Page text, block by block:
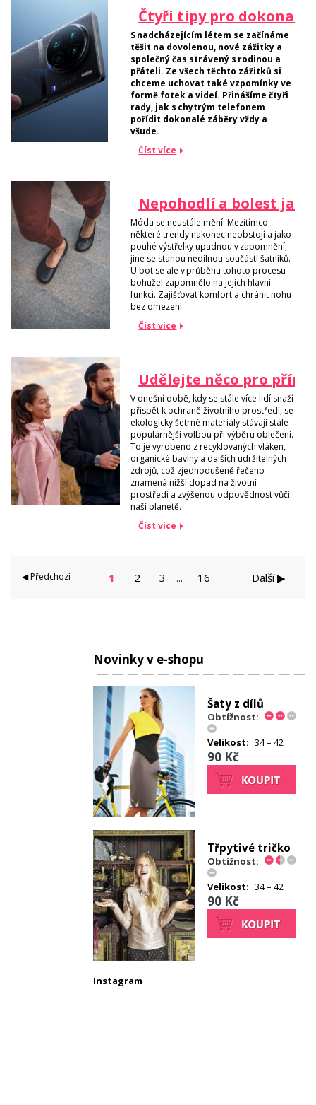
Čtyři tipy pro dokonalé
S nadcházejícím létem se začínáme
těšit na dovolenou, nové zážitky a
společný čas strávený s rodinou a
přáteli. Ze všech těchto zážitků si
chceme uchovat také vzpomínky ve
formě fotek a videí. Přinášíme čtyři
rady, jak s chytrým telefonem
pořídit dokonalé záběry vždy a
všude.
Číst více
Nepohodlí a bolest
Móda se neustále mění. Mezitímco
některé trendy nakonec neobstojí a jako
pouhé výstřelky upadnou v zapomnění,
jiné se stanou nedílnou součástí šatníků.
U bot se ale v průběhu tohoto procesu
bohužel zapomnělo na jejich hlavní
funkci. Zajišťovat komfort a chránit nohu
bez omezení.
Číst více
Udělejte něco pro
V dnešní době, kdy se stále více lidí snaží
přispět k ochraně životního prostředí, se
ekologicky šetrné materiály stávají stále
populárnější volbou při výběru oblečení.
To je vyrobeno z recyklovaných vláken,
organické bavlny a dalších udržitelných
zdrojů, což zjednodušeně řečeno
znamená nižší dopad na životní
prostředí a zvýšenou odpovědnost vůči
naší planetě.
Číst více
◀ Předchozí 1 2 3 ... 16 Další ▶
Novinky v e-shopu
Šaty z dílů
Obtížnost:
Velikost: 34 – 42
90 Kč
Třpytivé tričko
Obtížnost:
Velikost: 34 – 42
90 Kč
Instagram